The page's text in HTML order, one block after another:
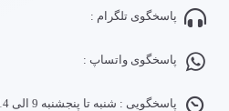
پاسخگوی تلگرام :
پاسخگوی واتساپ :
پاسخگویی : شنبه تا پنجشنبه 9 الی 14 و 17 الی 20